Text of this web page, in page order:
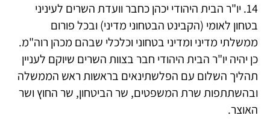
14. יו"ר הבית היהודי יכהן כחבר וועדת השרים לעיניני
בטחון לאומי (הקבינט הבטחוני מדיני) ובכל פורום
ממשלתי מדיני ומדיני בטחוני וכלכלי שבהם מכהן רוה"מ.
כן יהיה יו"ר הבית היהודי חבר בצוות השרים שיוקם לעניין
תהליך השלום עם הפלשתינאים בראשות ראש הממשלה
ובהשתתפות שרת המשפטים, שר הביטחון, שר החוץ ושר
האוצר.